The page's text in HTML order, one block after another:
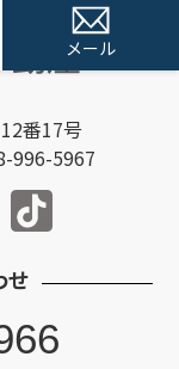
メール
番17号
996-5967
せ